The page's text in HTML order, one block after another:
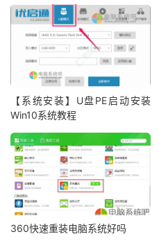
【系统安装】U盘PE启动安装
Win10系统教程
360快速重装电脑系统好吗